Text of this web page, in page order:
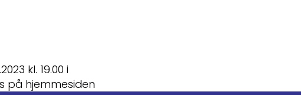
kl. 19.00 i
på hjemmesiden